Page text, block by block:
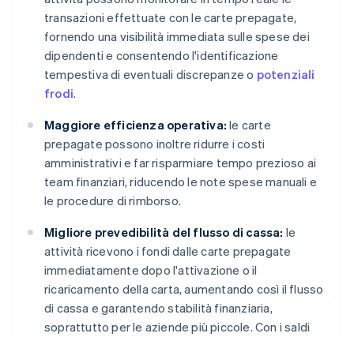
transazioni effettuate con le carte prepagate,
fornendo una visibilità immediata sulle spese dei
dipendenti e consentendo l'identificazione
tempestiva di eventuali discrepanze o potenziali
frodi.
Maggiore efficienza operativa: le carte
prepagate possono inoltre ridurre i costi
amministrativi e far risparmiare tempo prezioso ai
team finanziari, riducendo le note spese manuali e
le procedure di rimborso.
Migliore prevedibilità del flusso di cassa: le
attività ricevono i fondi dalle carte prepagate
immediatamente dopo l'attivazione o il
ricaricamento della carta, aumentando così il flusso
di cassa e garantendo stabilità finanziaria,
soprattutto per le aziende più piccole. Con i saldi